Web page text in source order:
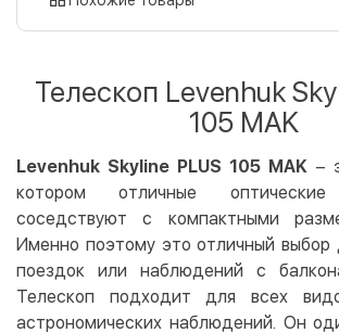
LiqPay
Google Pay
Безналичный расчет
Оплата на карту юр.лица
Оплата на счет юр.лица
Телескоп Levenhuk
105 MAK
Levenhuk Skyline PLUS 105 MAK –
котором отличные оптические
соседствуют с компактными
Именно поэтому это отличный выбор
поездок или наблюдений с
Телескоп подходит для всех
астрономических наблюдений. Он